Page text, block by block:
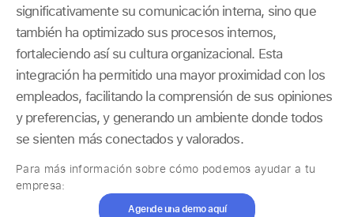
significativamente su comunicación interna, sino que
también ha optimizado sus procesos internos,
fortaleciendo así su cultura organizacional. Esta
integración ha permitido una mayor proximidad con los
empleados, facilitando la comprensión de sus opiniones
y preferencias, y generando un ambiente donde todos
se sienten más conectados y valorados.
Para más información sobre cómo podemos ayudar a tu
empresa:
Agende una demo aquí